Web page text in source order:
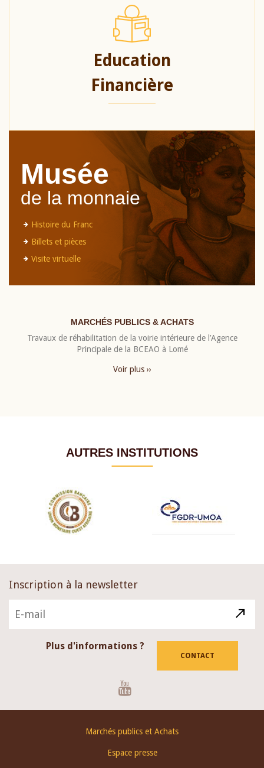
Education
Financière
Musée
de la monnaie
Histoire du Franc
Billets et pièces
Visite virtuelle
MARCHÉS PUBLICS & ACHATS
Travaux de réhabilitation de la voirie intérieure de l’Agence
Principale de la BCEAO à Lomé
Voir plus ››
AUTRES INSTITUTIONS
Inscription à la newsletter
Plus d'informations ?
CONTACT
Marchés publics et Achats
Espace presse